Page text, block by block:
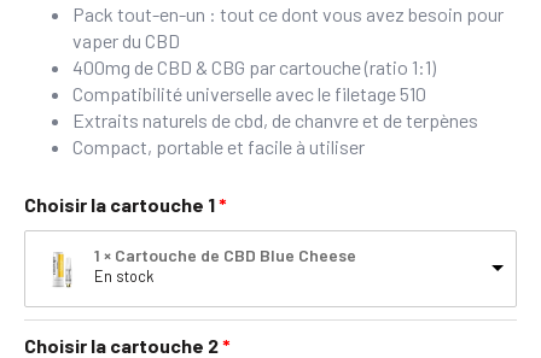
Pack tout-en-un : tout ce dont vous avez besoin pour
vaper du CBD
400mg de CBD & CBG par cartouche (ratio 1:1)
Compatibilité universelle avec le filetage 510
Extraits naturels de cbd, de chanvre et de terpènes
Compact, portable et facile à utiliser
Choisir la cartouche 1
1 × Cartouche de CBD Blue Cheese
En stock
Choisir la cartouche 2